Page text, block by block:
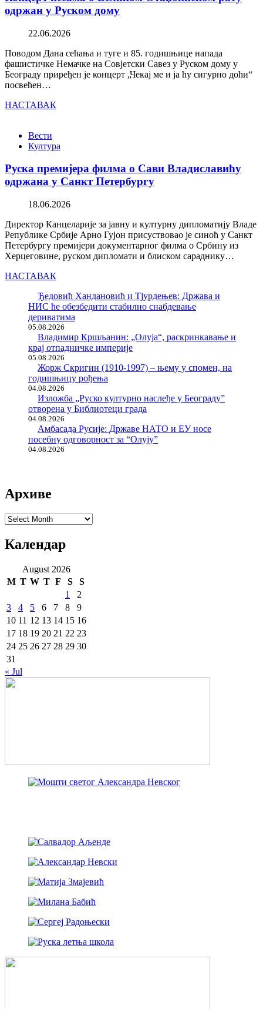
одржан у Руском дому
22.06.2026
Поводом Дана сећања и туге и 85. годишњице напада
фашистичке Немачке на Совјетски Савез у Руском дому у
Београду приређен је концерт „Чекај ме и ја ћу сигурно доћи“
посвећен…
НАСТАВАК
Вести
Култура
Руска премијера филма о Сави Владиславићу
одржана у Санкт Петербургу
18.06.2026
Директор Канцеларије за јавну и културну дипломатију Владе
Републике Србије Арно Гујон присуствовао је синоћ у Санкт
Петербургу премијери документарног филма о Србину из
Херцеговине, руском дипломати и блиском сараднику…
НАСТАВАК
Ђедовић Хандановић и Тјурдењев: Држава и
НИС ће обезбедити стабилно снабдевање
дериватима
05.08.2026
Владимир Кршљанин: „Олуја“, раскринкавање и
крај отпадничке империје
05.08.2026
Жорж Скригин (1910-1997) – њему у спомен, на
годишњицу рођења
04.08.2026
Изложба „Руско културно наслеђе у Београду”
отворена у Библиотеци града
04.08.2026
Амбасада Русије: Државе НАТО и ЕУ носе
посебну одговорност за “Олују”
04.08.2026
Архиве
Архиве
Календар
August 2026
M T W T F S
S
1
2
3
4 5 6 7 8
9
10 11 12 13 14 15 16
17 18 19 20 21 22 23
24 25 26 27 28 29 30
31
« Jul